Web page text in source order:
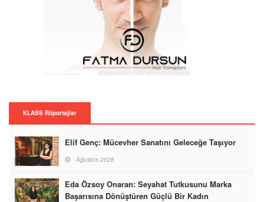
KLASS Röportajlar
Elif Genç: Mücevher Sanatını Geleceğe Taşıyor
Ağustos 2026
Eda Özsoy Onaran: Seyahat Tutkusunu Marka
Başarısına Dönüştüren Güçlü Bir Kadın